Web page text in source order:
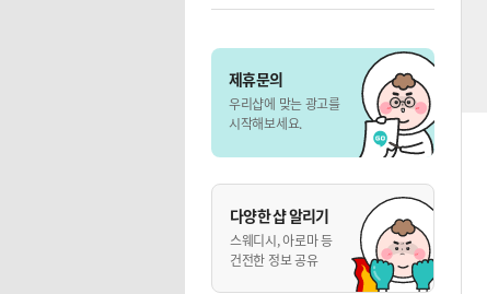
제휴문의
우리샵에 맞는 광고를
시작해보세요.
다양한 샵 알리기
스웨디시, 아로마 등
건전한 정보 공유